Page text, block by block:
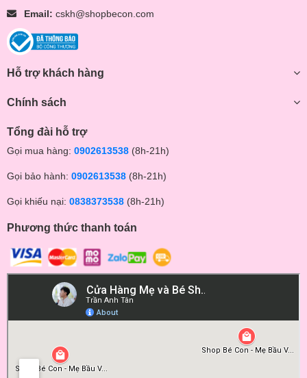
Email: cskh@shopbecon.com
Hỗ trợ khách hàng
Chính sách
Tổng đài hỗ trợ
Gọi mua hàng: 0902613538 (8h-21h)
Gọi bảo hành: 0902613538 (8h-21h)
Gọi khiếu nại: 0838373538 (8h-21h)
Phương thức thanh toán